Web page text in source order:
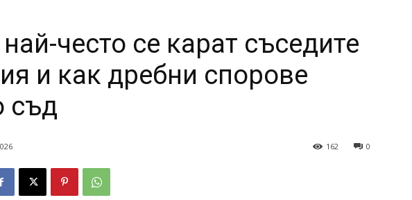
често се карат съседите
и как дребни спорове
съд
0
162